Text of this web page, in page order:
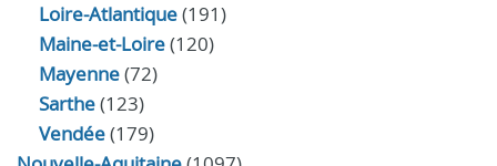
Loire-Atlantique(191)
Maine-et-Loire(120)
Mayenne(72)
Sarthe(123)
Vendée(179)